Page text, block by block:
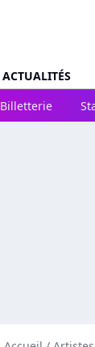
ACTUALITÉS
Billetterie